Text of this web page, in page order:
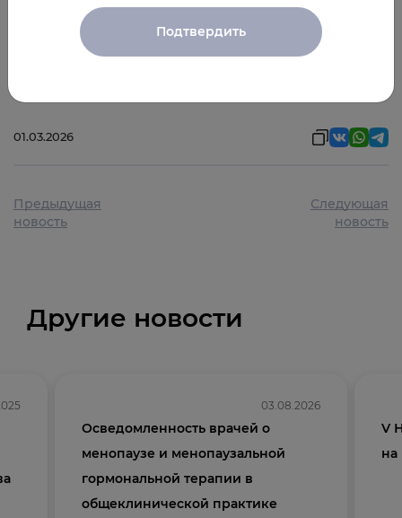
Участие бесплатное. Все зарегистрированные получат
записи лекций.
01.03.2026
Предыдущая
новость
Следующая
новость
Другие новости
03.08.2026
Осведомленность врачей о
менопаузе и менопаузальной
гормональной терапии в
общеклинической практике
V
на
Подтвердить